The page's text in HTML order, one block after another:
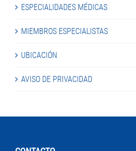
ESPECIALIDADES MÉDICAS
MIEMBROS ESPECIALISTAS
UBICACIÓN
AVISO DE PRIVACIDAD